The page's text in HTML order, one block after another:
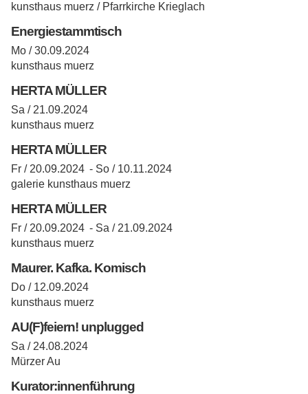
kunsthaus muerz / Pfarrkirche Krieglach
Energiestammtisch
Mo / 30.09.2024
kunsthaus muerz
HERTA MÜLLER
Sa / 21.09.2024
kunsthaus muerz
HERTA MÜLLER
Fr / 20.09.2024 - So / 10.11.2024
galerie kunsthaus muerz
HERTA MÜLLER
Fr / 20.09.2024 - Sa / 21.09.2024
kunsthaus muerz
Maurer. Kafka. Komisch
Do / 12.09.2024
kunsthaus muerz
AU(F)feiern! unplugged
Sa / 24.08.2024
Mürzer Au
Kurator:innenführung